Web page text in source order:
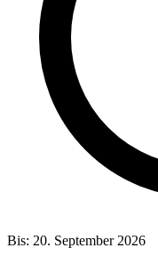
Bis: 20. September 2026